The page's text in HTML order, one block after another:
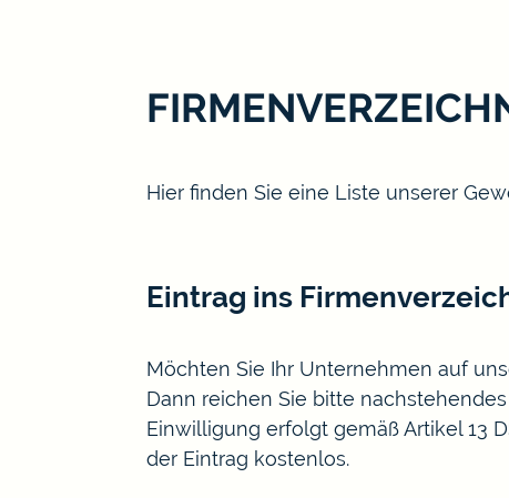
Hier finden Sie eine Liste unserer
Eintrag ins
Möchten Sie Ihr Unternehmen auf
Dann reichen Sie bitte
Einwilligung erfolgt gemäß Artikel 13
der Eintrag kostenlos.